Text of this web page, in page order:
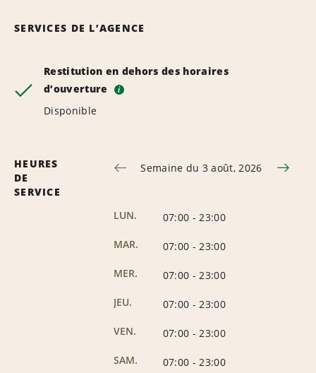
SERVICES DE L’AGENCE
Restitution en dehors des horaires
d’ouverture
i
Disponible
HEURES
DE
SERVICE
Semaine du 3 août, 2026
LUN. 07:00 - 23:00
MAR.
07:00 - 23:00
MER.
07:00 - 23:00
JEU.
07:00 - 23:00
VEN.
07:00 - 23:00
SAM.
07:00 - 23:00